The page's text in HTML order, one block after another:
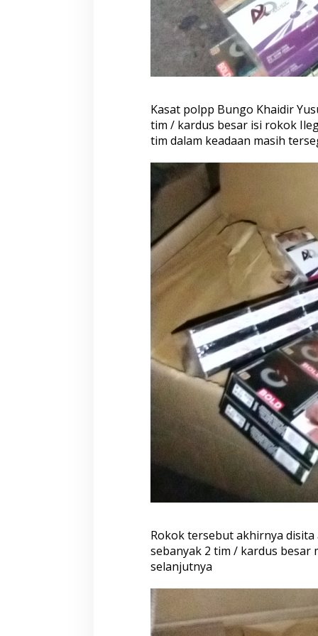
Kasat polpp Bungo Khaidir
tim / kardus besar isi rokok
tim dalam keadaan masih
Rokok tersebut akhirnya
sebanyak 2 tim / kardus besar
selanjutnya